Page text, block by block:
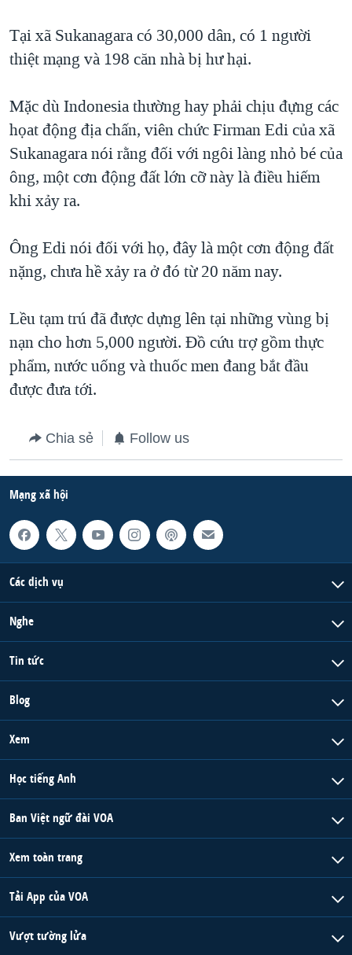
Tại xã Sukanagara có 30,000 dân, có 1 người
thiệt mạng và 198 căn nhà bị hư hại.
Mặc dù Indonesia thường hay phải chịu đựng các
họat động địa chấn, viên chức Firman Edi của xã
Sukanagara nói rằng đối với ngôi làng nhỏ bé của
ông, một cơn động đất lớn cỡ này là điều hiếm
khi xảy ra.
Ông Edi nói đối với họ, đây là một cơn động đất
nặng, chưa hề xảy ra ở đó từ 20 năm nay.
Lều tạm trú đã được dựng lên tại những vùng bị
nạn cho hơn 5,000 người. Đồ cứu trợ gồm thực
phẩm, nước uống và thuốc men đang bắt đầu
được đưa tới.
Chia sẻ Follow us
Mạng xã hội
Các dịch vụ
Nghe
Tin tức
Blog
Xem
Học tiếng Anh
Ban Việt ngữ đài VOA
Xem toàn trang
Tải App của VOA
Vượt tường lửa